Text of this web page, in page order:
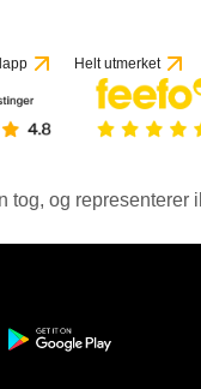
Helt utmerket
og representerer